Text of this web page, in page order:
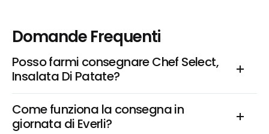
Domande Frequenti
Posso farmi consegnare Chef Select,
Insalata Di Patate?
Come funziona la consegna in
giornata di Everli?